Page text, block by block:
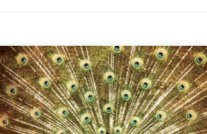
Inutile chiedere ad Ani DiFranco da che parte sta, lei
ha già scelto da un pezzo. A 41 anni e dopo averne
passati la metà a fare dischi, Ani DiFranco oggi è una
mamma interessata alle responsabilità della vita